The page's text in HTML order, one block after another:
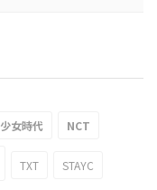
少女時代 NCT
TXT STAYC